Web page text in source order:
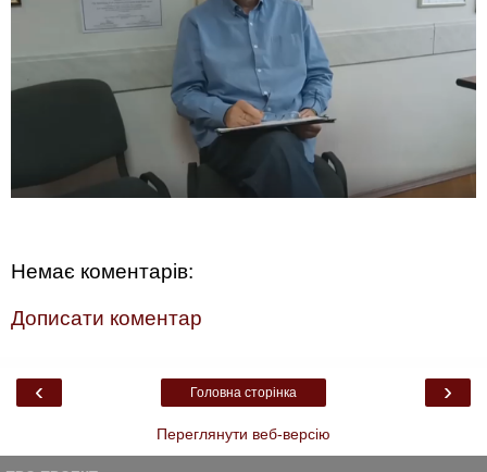
Немає коментарів:
Дописати коментар
‹ ›
Головна сторінка
Переглянути веб-версію